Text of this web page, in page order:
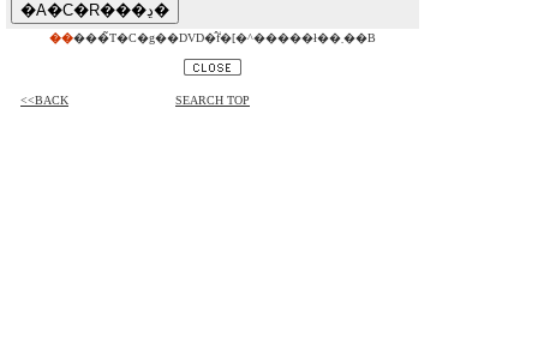
�� ���̃T�C�g��DVD�̂݃f�[�^�����ł��܂��B
<<BACK SEARCH TOP